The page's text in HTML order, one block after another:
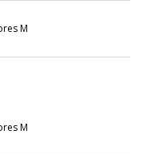
M
M